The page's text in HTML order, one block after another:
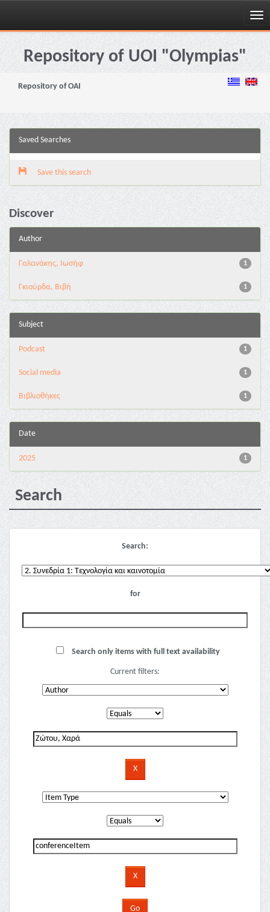
Skip
navigationRepository of UOI "Olympias"
Repository of OAI
Saved Searches
Save this search
Discover
Author
1
Γαλανάκης, Ιωσήφ
1
Γκιούρδα, Βιβή
Subject
1
Podcast
1
Social media
1
Βιβλιοθήκες
Date
1
2025
Search
Search:
for
Search only items with full text availability
Current filters: